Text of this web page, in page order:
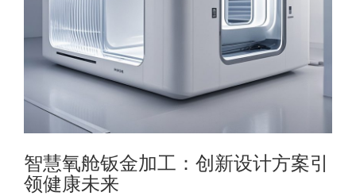
智慧氧舱钣金加工：创新设计方案引
领健康未来